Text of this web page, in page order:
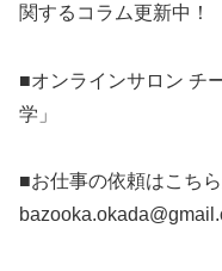
関するコラム更新中！
■オンラインサロン チ
学」
■お仕事の依頼はこち